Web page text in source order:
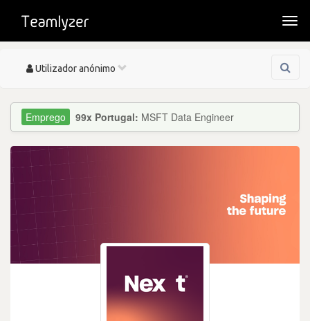
Toggle
Utilizador anónimo
99x Portugal: MSFT Data Engineer